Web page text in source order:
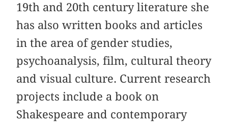
19th and 20th century literature she
has also written books and articles
in the area of gender studies,
psychoanalysis, film, cultural theory
and visual culture. Current research
projects include a book on
Shakespeare and contemporary